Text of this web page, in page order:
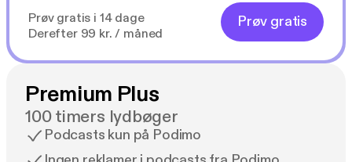
Prøv gratis i 14 dage
Derefter 99 kr. / måned
Prøv gratis
Premium Plus
100 timers lydbøger
Podcasts kun på Podimo